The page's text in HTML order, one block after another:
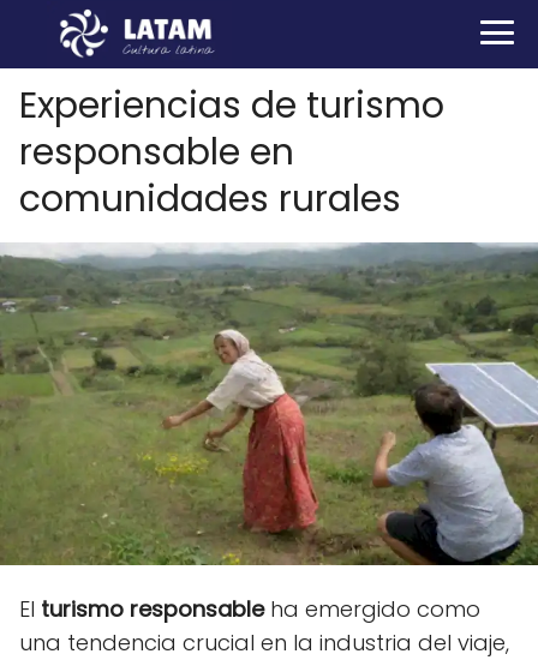
Experiencias de turismo
responsable en
comunidades rurales
El turismo responsableha emergido como
una tendencia crucial en la industria del viaje,